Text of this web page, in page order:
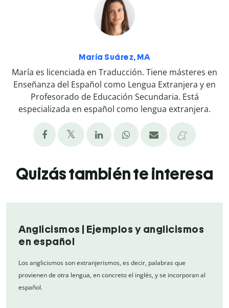
María Suárez, MA
María es licenciada en Traducción. Tiene másteres en
Enseñanza del Español como Lengua Extranjera y en
Profesorado de Educación Secundaria. Está
especializada en español como lengua extranjera.
Quizás también te interesa
Anglicismos | Ejemplos y anglicismos
en español
Los anglicismos son extranjerismos, es decir, palabras que
provienen de otra lengua, en concreto el inglés, y se incorporan al
español.